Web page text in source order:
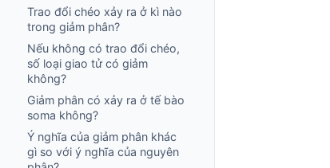
Trao đổi chéo xảy ra ở kì nào
trong giảm phân?
Nếu không có trao đổi chéo,
số loại giao tử có giảm
không?
Giảm phân có xảy ra ở tế bào
soma không?
Ý nghĩa của giảm phân khác
gì so với ý nghĩa của nguyên